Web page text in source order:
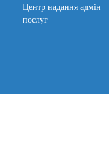
Центр надання адмін
послуг